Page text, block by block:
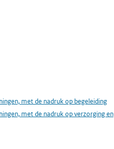
met de nadruk op begeleiding
met de nadruk op verzorging en